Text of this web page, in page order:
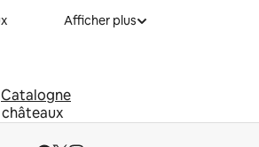
Afficher plus
Catalogne
châteaux